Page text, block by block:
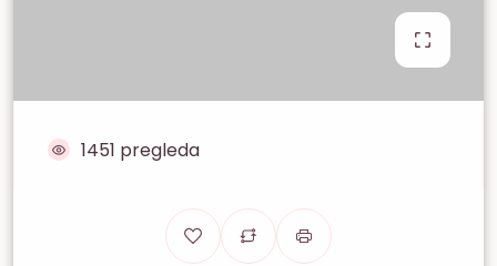
1451 pregleda